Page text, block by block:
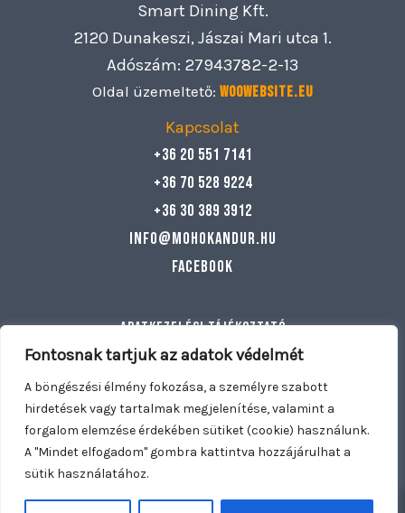
Fontosnak tartjuk az adatok védelmét
A böngészési élmény fokozása, a személyre szabott
hirdetések vagy tartalmak megjelenítése, valamint a
forgalom elemzése érdekében sütiket (cookie) használunk.
A "Mindet elfogadom" gombra kattintva hozzájárulhat a
sütik használatához.
Smart Dining Kft.
2120 Dunakeszi, Jászai Mari utca 1.
Adószám: 27943782-2-13
Oldal üzemeltető: Woowebsite.eu
Kapcsolat
+36 20 551 7141
+36 70 528 9224
+36 30 389 3912
info@mohokandur.hu
Facebook
Adatkezelési tájékoztató
Általános szerződési feltételek
Egyéb információ
Copyright © 2026 Mohó Kandúr | Nyitva tartunk: Hétfő –
Vasárnap 11:00 – 21:30 | Kiszállítás: Dunakeszi, Fót, Göd,
Mogyoród, Káposztásmegyer